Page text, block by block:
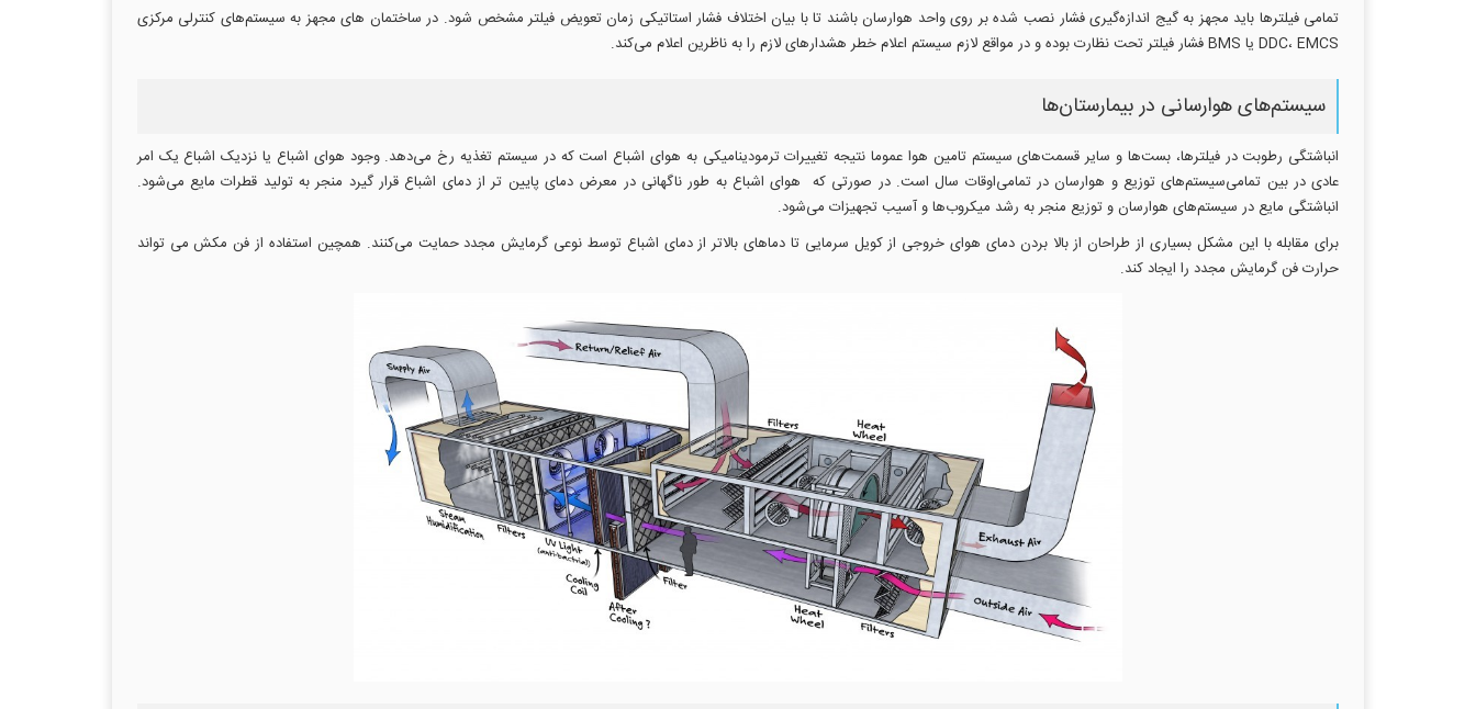
تمامی‌ فیلترها باید مجهز به گیج اندازه‌گیری فشار نصب شده بر روی واحد هوارسان باشند تا با بیان اختلاف فشار استاتیکی زمان تعویض فیلتر مشخص شود. در ساختمان های مجهز به سیستم‌های کنترلی مرکزی
DDC، EMCS یا BMS فشار فیلتر تحت نظارت بوده و در مواقع لازم سیستم اعلام خطر هشدارهای لازم را به ناظرین اعلام می‌کند.
سیستم‌های هوارسانی در بیمارستان‌ها
انباشتگی رطوبت در فیلترها، بست‌ها و سایر قسمت‌های سیستم تامین هوا عموما نتیجه تغییرات ترمودینامیکی به هوای اشباع است که در سیستم تغذیه رخ می‌دهد. وجود هوای اشباع یا نزدیک اشباع یک امر
عادی در بین تمامی‌سیستم‌های توزیع و هوارسان در تمامی‌اوقات سال است. در صورتی که هوای اشباع به طور ناگهانی در معرض دمای پایین تر از دمای اشباع قرار گیرد منجر به تولید قطرات مایع می‌شود.
انباشتگی مایع در سیستم‌های هوارسان و توزیع منجر به رشد میکروب‌ها و آسیب تجهیزات می‌شود.
برای مقابله با این مشکل بسیاری از طراحان از بالا بردن دمای هوای خروجی از کویل سرمایی تا دماهای بالاتر از دمای اشباع توسط نوعی گرمایش مجدد حمایت می‌کنند. همچین استفاده از فن مکش می تواند
حرارت فن گرمایش مجدد را ایجاد کند.